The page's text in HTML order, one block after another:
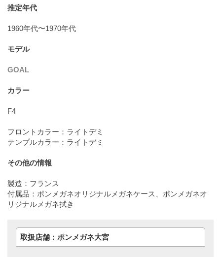
推定年代
1960年代〜1970年代
モデル
GOAL
カラー
F4
フロントカラー：ライトデミ
テンプルカラー：ライトデミ
その他の情報
製造：フランス
付属品：ポンメガネオリジナルメガネケース、ポンメガネオ
リジナルメガネ拭き
取扱店舗：ポンメガネ大宮